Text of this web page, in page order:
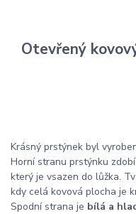
Otevřený
Krásný prstýnek byl
Horní stranu prstýnku zdobí
který je vsazen do lůžka.
kdy celá kovová plocha je
Spodní strana je bílá a